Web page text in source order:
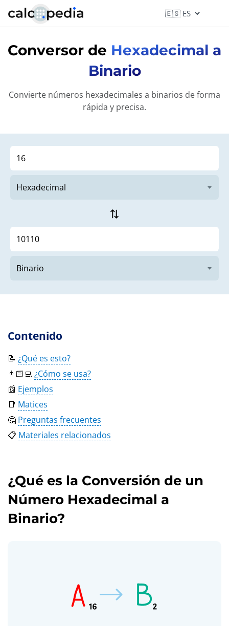
Conversor de Hexadecimal a
Binario
Convierte números hexadecimales a binarios de forma
rápida y precisa.
sync_alt
Contenido
📝 ¿Qué es esto?
👨🏻‍💻 ¿Cómo se usa?
📰 Ejemplos
📑 Matices
🤔 Preguntas frecuentes
📋 Materiales relacionados
¿Qué es la Conversión de un
Número Hexadecimal a
Binario?